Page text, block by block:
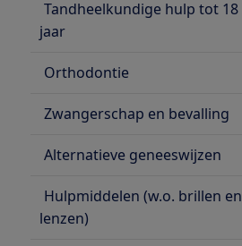
Tandheelkundige hulp tot 18
jaar
Orthodontie
Zwangerschap en bevalling
Alternatieve geneeswijzen
Hulpmiddelen (w.o. brillen en
lenzen)